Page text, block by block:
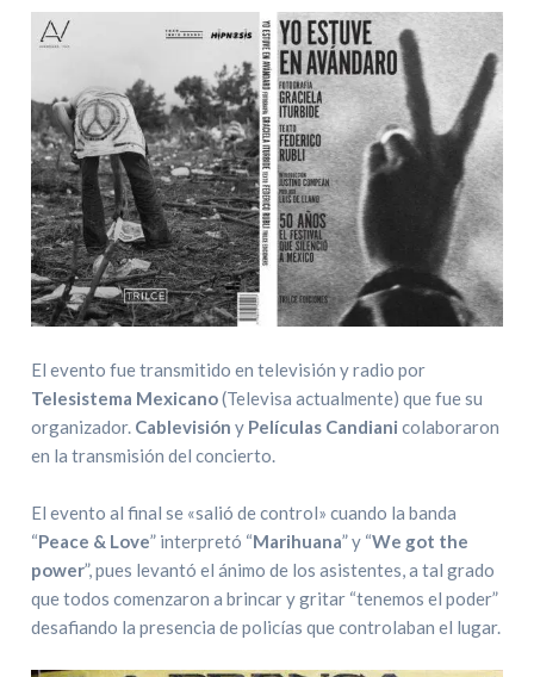
El evento fue transmitido en televisión y radio por
Telesistema Mexicano(Televisa actualmente) que fue su
organizador. Cablevisión y Películas Candiani colaboraron
en la transmisión del concierto.
El evento al final se «salió de control» cuando la banda
“Peace & Love” interpretó “Marihuana” y “We got the
power”, pues levantó el ánimo de los asistentes, a tal grado
que todos comenzaron a brincar y gritar “tenemos el poder”
desafiando la presencia de policías que controlaban el lugar.